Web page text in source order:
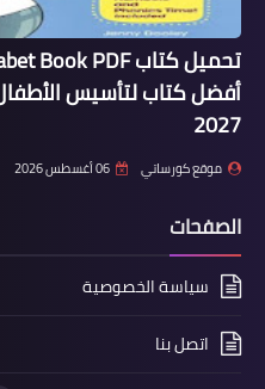
أفضل كتاب لتأسيس
2027
موقع كورساتي 06 أغسطس 2026
الصفحات
سياسة الخصوصية
اتصل بنا